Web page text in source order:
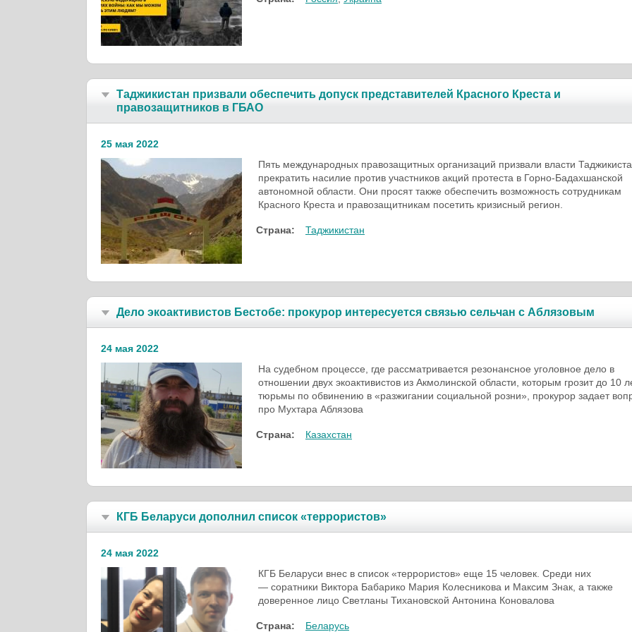
Таджикистан призвали обеспечить допуск представителей Красного Креста и
правозащитников в ГБАО
25 мая 2022
Пять международных правозащитных организаций призвали власти
прекратить насилие против участников акций протеста в Горно-Бадахшанской
автономной области. Они просят также обеспечить возможность сотрудникам
Красного Креста и правозащитникам посетить кризисный регион.
Страна: Таджикистан
Дело экоактивистов Бестобе: прокурор интересуется связью сельчан с Аблязовым
24 мая 2022
На судебном процессе, где рассматривается резонансное уголовное дело в
отношении двух экоактивистов из Акмолинской области, которым грозит до 10
тюрьмы по обвинению в «разжигании социальной розни», прокурор задает
про Мухтара Аблязова
Страна: Казахстан
КГБ Беларуси дополнил список «террористов»
24 мая 2022
КГБ Беларуси внес в список «террорис­тов» еще 15 человек. Среди них
— соратники Виктора Бабарико Мария Колесникова и Максим Знак, а также
доверенное лицо Светланы Тихановской Антонина Коновалова
Страна: Беларусь